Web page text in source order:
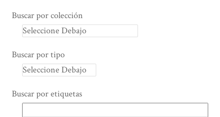
Buscar por colección
Buscar por tipo
Buscar por etiquetas